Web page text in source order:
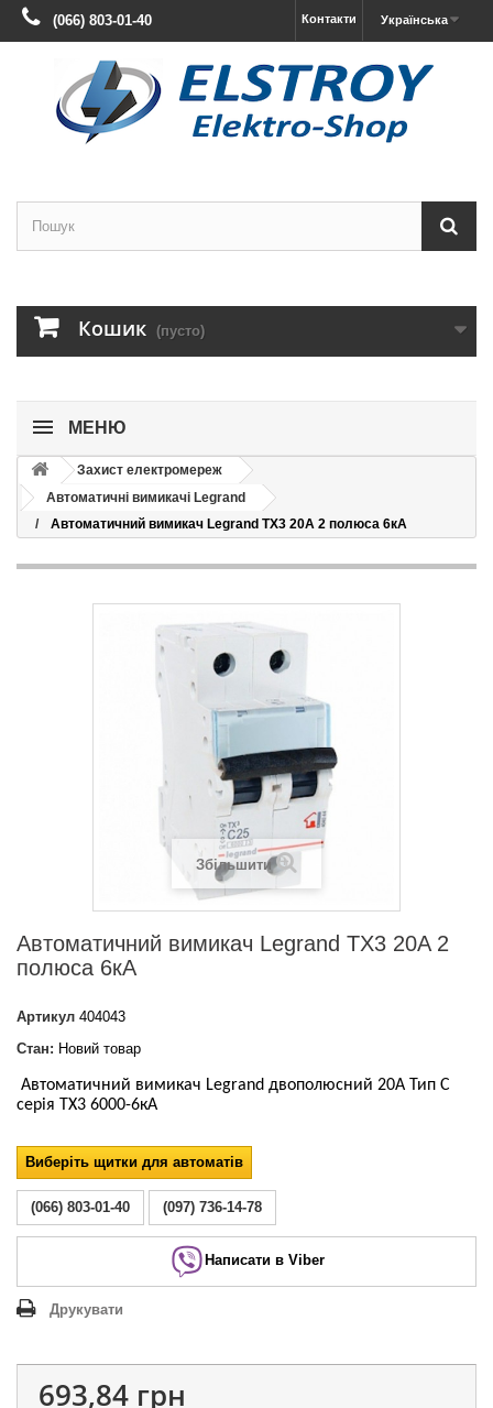
Українська
Контакти
(066) 803-01-40
Кошик (пусто)
МЕНЮ
Захист електромереж
Автоматичні вимикачі Legrand
Автоматичний вимикач Legrand TX3 20A 2 полюса 6кА
Збільшити
Автоматичний вимикач Legrand TX3 20A 2
полюса 6кА
Артикул 404043
Стан: Новий товар
Автоматичний вимикач Legrand двополюсний 20А Тип С
серія ТХ3 6000-6кА
Виберіть щитки для автоматів
(066) 803-01-40 (097) 736-14-78
Написати в Viber
Друкувати
693,84 грн